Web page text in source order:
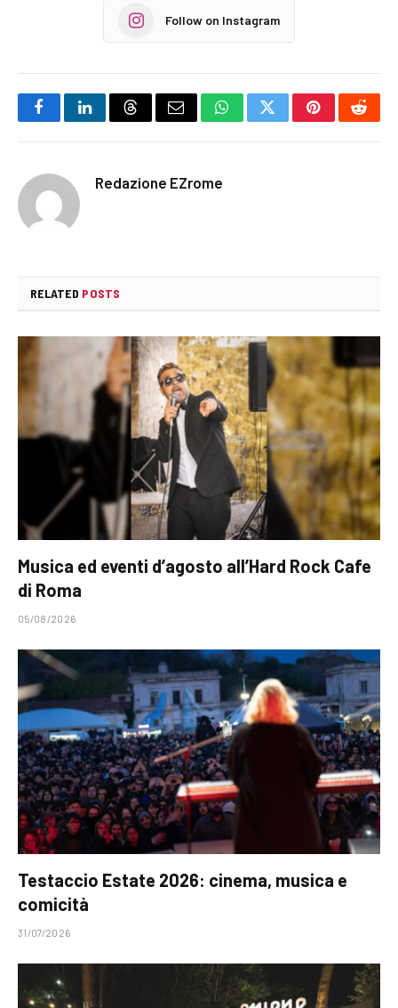
Follow on Instagram
FacebookLinkedInThreadsEmail WhatsAppTwitterPinterest
Redazione EZrome
RELATED POSTS
Musica ed eventi d’agosto all’Hard Rock Cafe
di Roma
05/08/2026
Testaccio Estate 2026: cinema, musica e
comicità
31/07/2026